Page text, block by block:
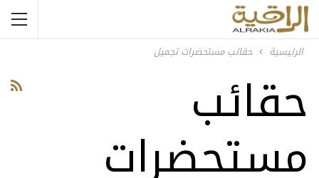
الرئيسية حقائب مستحضرات تجميل
حقائب
مستحضرات